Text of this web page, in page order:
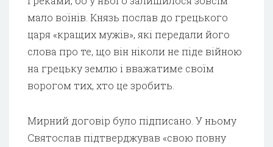
мало воїнів. Князь послав до грецького
царя «кращих мужів», які передали його
слова про те, що він ніколи не піде війною
на грецьку землю і вважатиме своїм
ворогом тих, хто це зробить.
Мирний договір було підписано. У ньому
Святослав підтверджував «свою повну